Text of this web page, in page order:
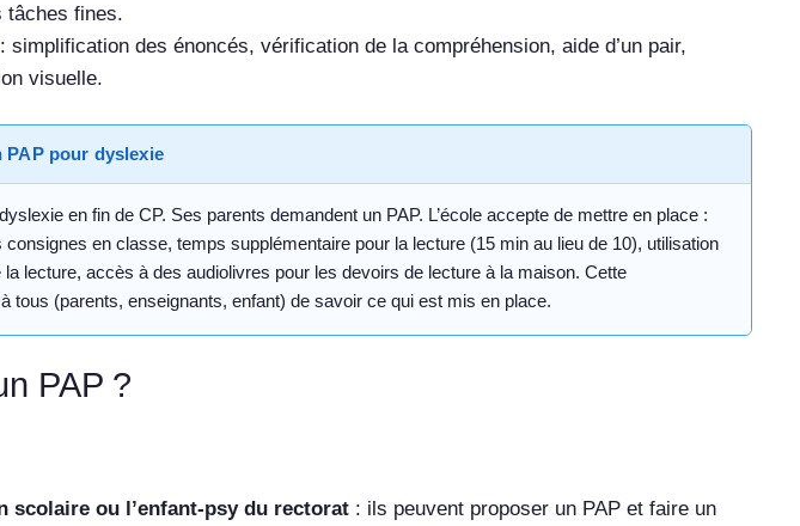
tâches fines.
: simplification des énoncés, vérification de la compréhension, aide d’un pair,
visuelle.
PAP pour dyslexie
en fin de CP. Ses parents demandent un PAP. L’école accepte de mettre en place :
en classe, temps supplémentaire pour la lecture (15 min au lieu de 10), utilisation
la lecture, accès à des audiolivres pour les devoirs de lecture à la maison. Cette
tous (parents, enseignants, enfant) de savoir ce qui est mis en place.
PAP ?
scolaire ou l’enfant-psy du rectorat : ils peuvent proposer un PAP et faire un